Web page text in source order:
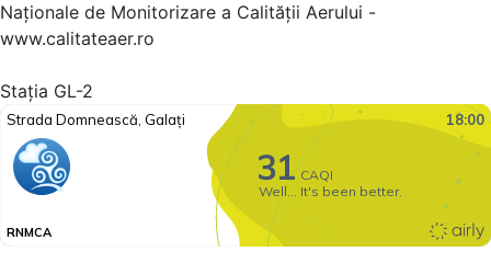
Naționale de Monitorizare a Calității Aerului -
www.calitateaer.ro
Stația GL-2